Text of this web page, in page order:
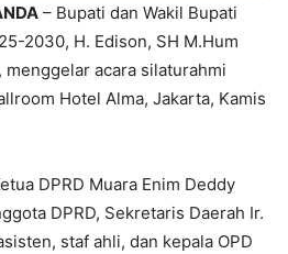
– Bupati dan Wakil Bupati
2030, H. Edison, SH M.Hum
menggelar acara silaturahmi
Hotel Alma, Jakarta, Kamis
DPRD Muara Enim Deddy
DPRD, Sekretaris Daerah Ir.
staf ahli, dan kepala OPD